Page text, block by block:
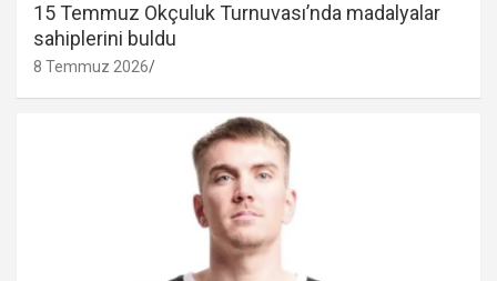
15 Temmuz Okçuluk Turnuvası’nda madalyalar
sahiplerini buldu
8 Temmuz 2026